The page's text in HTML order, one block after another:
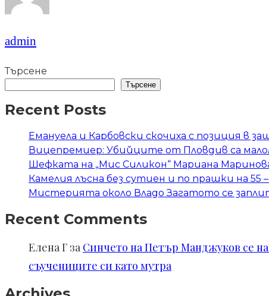
admin
Търсене
Търсене
Recent Posts
Емануела и Карбовски скочиха с позиция в
Вицепремиер: Убийците от Пловдив са
Шефката на „Мис Силикон“ Мариана
Камелия лъсна без сутиен и по прашки на 55
Мистерията около Владо Загатото се
Recent Comments
Елена Г за Синчето на Петър Манджуков се
съучениците си като мутра